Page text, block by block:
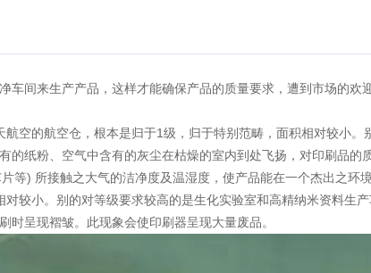
车间来生产产品，这样才能确保产品的质量要求，遭到市场的
航空的航空仓，根本是归于1级，归于特别范畴，面积相对较小
的纸粉、空气中含有的灰尘在枯燥的室内到处飞扬，对印刷品
等) 所接触之大气的洁净度及温湿度，使产品能在一个杰出之
较小。别的对等级要求较高的是生化实验室和高精纳米资料
时呈现褶皱。此现象会使印刷器呈现大量废品。